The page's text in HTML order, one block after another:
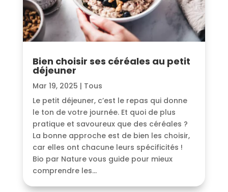
Bien choisir ses céréales au petit
déjeuner
Mar 19, 2025 | Tous
Le petit déjeuner, c’est le repas qui donne
le ton de votre journée. Et quoi de plus
pratique et savoureux que des céréales ?
La bonne approche est de bien les choisir,
car elles ont chacune leurs spécificités !
Bio par Nature vous guide pour mieux
comprendre les...